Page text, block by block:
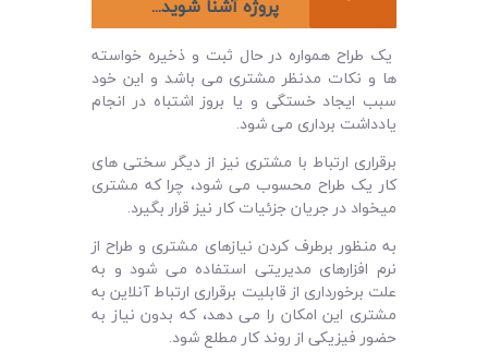
پروژه آشنا شوید...
یک طراح همواره در حال ثبت و ذخیره خواسته
ها و نکات مدنظر مشتری می باشد و این خود
سبب ایجاد خستگی و یا بروز اشتباه در انجام
یادداشت برداری می شود.
برقراری ارتباط با مشتری نیز از دیگر سختی های
کار یک طراح محسوب می شود، چرا که مشتری
میخواد در جریان جزئیات کار نیز قرار بگیرد.
به منظور برطرف کردن نیازهای مشتری و طراح از
نرم افزارهای مدیریتی استفاده می شود و به
علت برخورداری از قابلیت برقراری ارتباط آنلاین به
مشتری این امکان را می دهد، که بدون نیاز به
حضور فیزیکی از روند کار مطلع شود.